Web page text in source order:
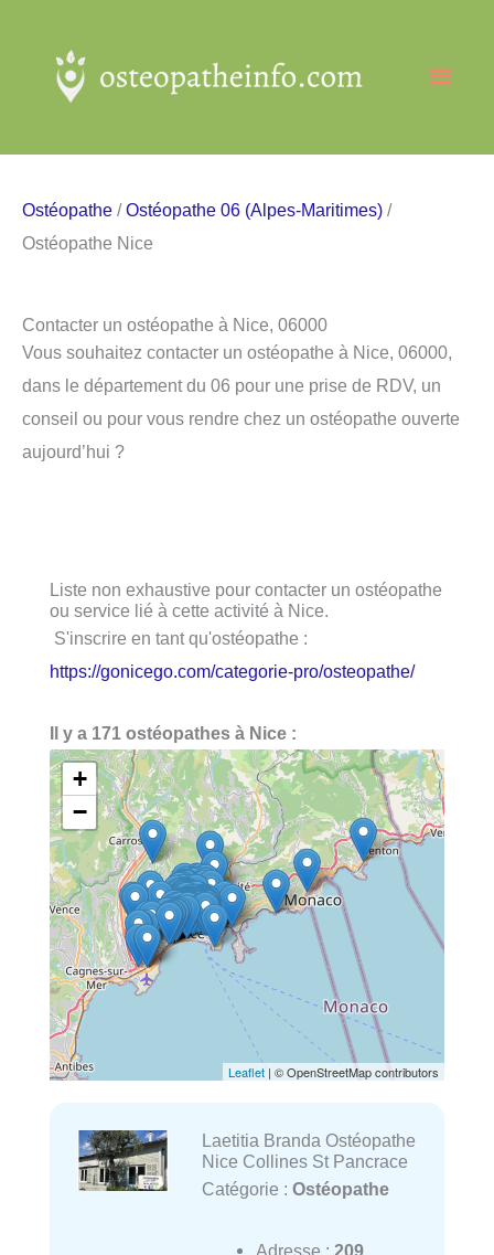
contenu
Ostéopathe /Ostéopathe 06 (Alpes-Maritimes) /
Ostéopathe Nice
Contacter un ostéopathe à Nice, 06000
Vous souhaitez contacter un ostéopathe à Nice, 06000,
dans le département du 06 pour une prise de RDV, un
conseil ou pour vous rendre chez un ostéopathe ouverte
aujourd’hui ?
Liste non exhaustive pour contacter un ostéopathe
ou service lié à cette activité à Nice.
S'inscrire en tant qu'ostéopathe :
https://gonicego.com/categorie-pro/osteopathe/
Il y a 171 ostéopathes à Nice :
+
−
Leaflet | © OpenStreetMap contributors
Laetitia Branda Ostéopathe
Nice Collines St Pancrace
Catégorie : Ostéopathe